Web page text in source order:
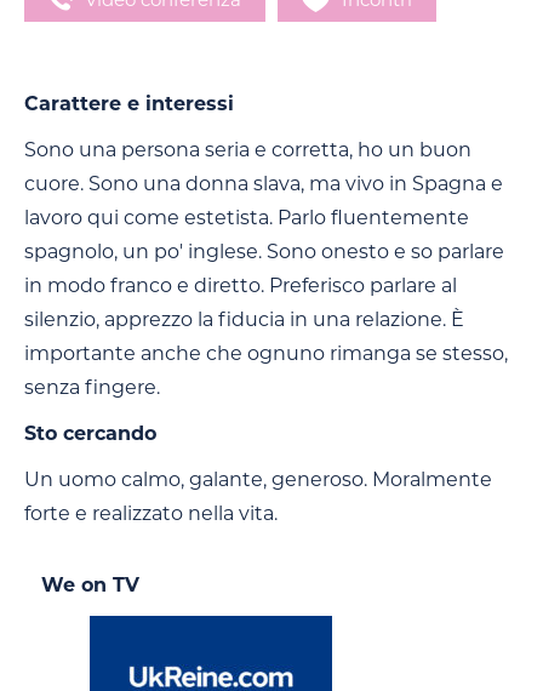
Carattere e interessi
Sono una persona seria e corretta, ho un buon
cuore. Sono una donna slava, ma vivo in Spagna e
lavoro qui come estetista. Parlo fluentemente
spagnolo, un po' inglese. Sono onesto e so parlare
in modo franco e diretto. Preferisco parlare al
silenzio, apprezzo la fiducia in una relazione. È
importante anche che ognuno rimanga se stesso,
senza fingere.
Sto cercando
Un uomo calmo, galante, generoso. Moralmente
forte e realizzato nella vita.
We on TV